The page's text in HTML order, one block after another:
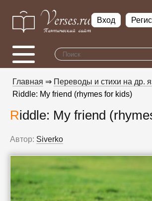
Вход
Главная ⇒ Переводы и стихи на др.
Riddle: My friend (rhymes for kids)
Riddle: My friend
Автор: Siverko